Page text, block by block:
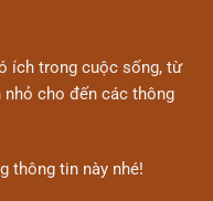
ích trong cuộc sống, từ
nhỏ cho đến các thông
thông tin này nhé!